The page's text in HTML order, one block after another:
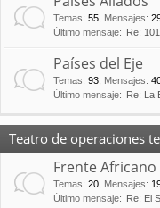
Temas: 55 Mensajes:
Último mensaje:
Re:
Países del Eje
Temas: 93 Mensajes:
Último mensaje:
Re: La
Teatro de operaciones
Frente
Temas: 20 Mensajes:
Último mensaje:
Re: El